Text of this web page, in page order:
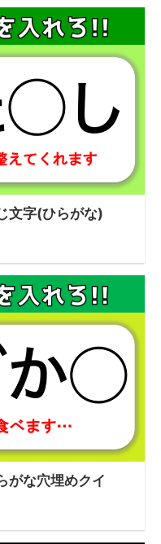
文字(ひらがな)
がな穴埋めクイ